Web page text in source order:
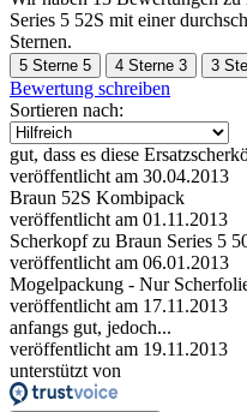
Series 5 52S mit einer
Sternen.
5 Sterne 5 4 Sterne 3 3
Bewertung schreiben
Sortieren nach:
gut, dass es diese
veröffentlicht am 30.04.2013
Braun 52S Kombipack
veröffentlicht am 01.11.2013
Scherkopf zu Braun Series 5
veröffentlicht am 06.01.2013
Mogelpackung - Nur
veröffentlicht am 17.11.2013
anfangs gut, jedoch...
veröffentlicht am 19.11.2013
unterstützt von